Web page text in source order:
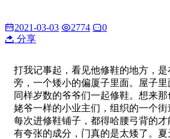
2021-03-03 2774
0
分享
打我记事起，看见他修鞋的地方，
旁，一个矮小的偏厦子里面。屋子
同样岁数的爷爷们一起修鞋。想来
姥爷一样的小业主们，组织的一个
每次进修鞋铺子，都得哈腰弓背的
有夸张的成分，门真的是太矮了。夏